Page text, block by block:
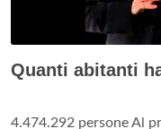
Quanti abitanti
4.474.292 persone Al